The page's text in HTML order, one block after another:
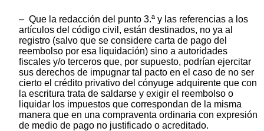
– Que la redacción del punto 3.ª y las referencias a los
artículos del código civil, están destinados, no ya al
registro (salvo que se considere carta de pago del
reembolso por esa liquidación) sino a autoridades
fiscales y/o terceros que, por supuesto, podrían ejercitar
sus derechos de impugnar tal pacto en el caso de no ser
cierto el crédito privativo del cónyuge adquirente que con
la escritura trata de saldarse y exigir el reembolso o
liquidar los impuestos que correspondan de la misma
manera que en una compraventa ordinaria con expresión
de medio de pago no justificado o acreditado.